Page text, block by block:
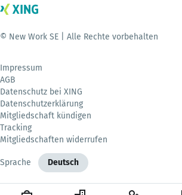
© New Work SE | Alle Rechte vorbehalten
Impressum
AGB
Datenschutz bei XING
Datenschutzerklärung
Mitgliedschaft kündigen
Tracking
Mitgliedschaften widerrufen
Sprache Deutsch